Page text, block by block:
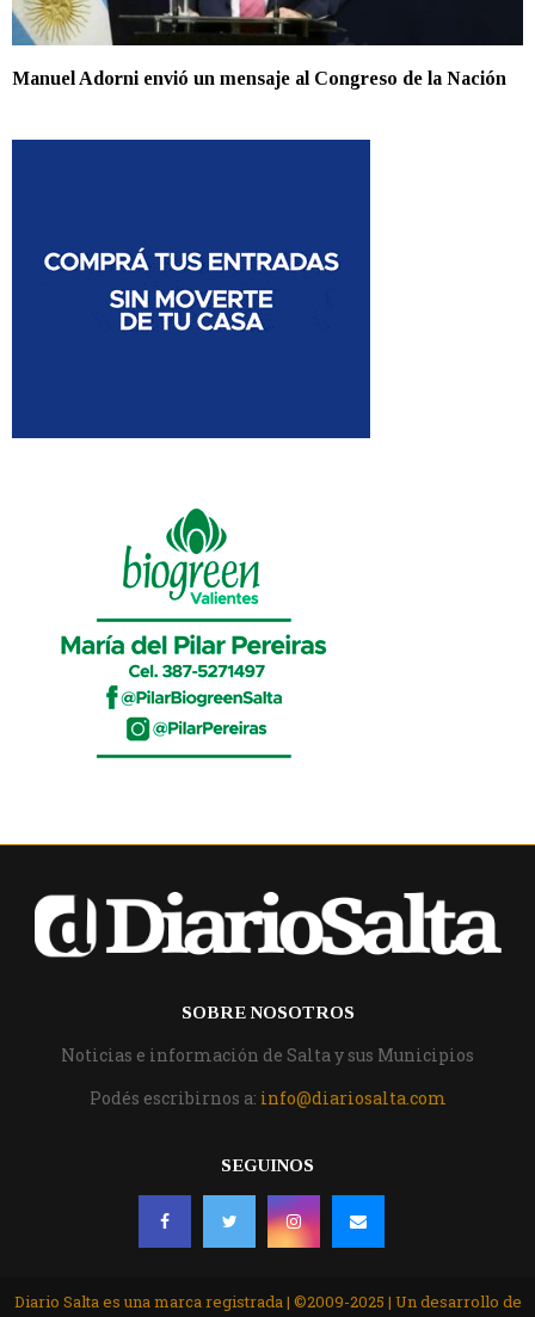
Manuel Adorni envió un mensaje al Congreso de la Nación
SOBRE NOSOTROS
Noticias e información de Salta y sus Municipios
Podés escribirnos a: info@diariosalta.com
SEGUINOS
Diario Salta es una marca registrada | ©2009-2025 | Un desarrollo de